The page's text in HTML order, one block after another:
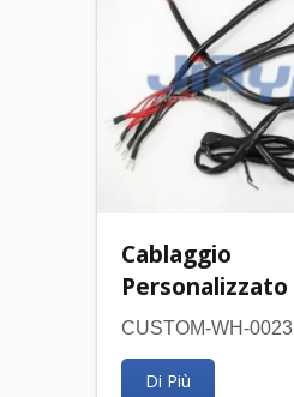
Cablaggio
Personalizzato
CUSTOM-WH-0023
Di Più